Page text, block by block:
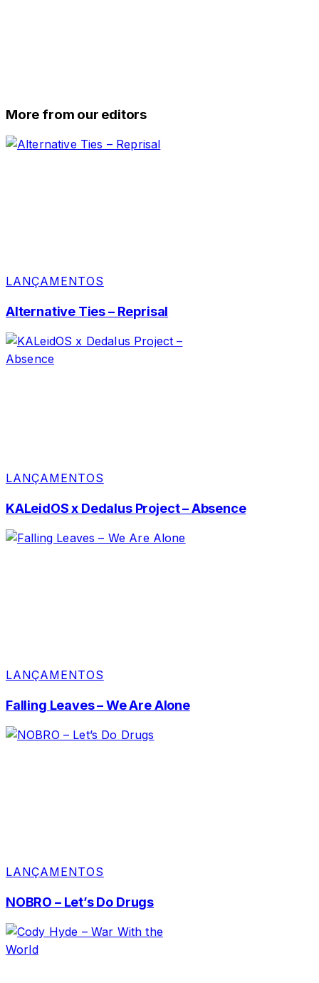
More from our editors
LANÇAMENTOS
Alternative Ties – Reprisal
LANÇAMENTOS
KALeidOS x Dedalus Project – Absence
LANÇAMENTOS
Falling Leaves – We Are Alone
LANÇAMENTOS
NOBRO – Let’s Do Drugs